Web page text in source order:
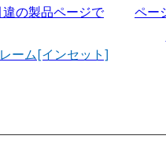
ーム[インセット]